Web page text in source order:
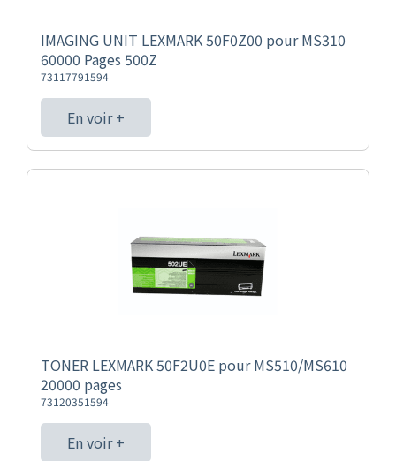
IMAGING UNIT LEXMARK 50F0Z00 pour MS310
60000 Pages 500Z
73117791594
En voir +
TONER LEXMARK 50F2U0E pour MS510/MS610
20000 pages
73120351594
En voir +